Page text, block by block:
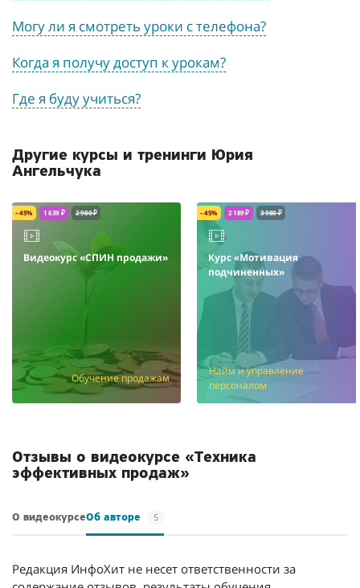
Могу ли я смотреть уроки с телефона?
Когда я получу доступ к урокам?
Где я буду учиться?
Другие курсы и тренинги Юрия
Ангельчука
– 45% 1 639 ₽ 2 980 ₽
Видеокурс «СПИН продажи»
Обучение продажам
– 45% 2 189 ₽ 3 980 ₽
Курс «Мотивация
подчиненных»
Найм и управление
персоналом
Отзывы о видеокурсе «Техника
эффективных продаж»
О видеокурсеОб авторе 5
Редакция ИнфоХит не несет ответственности за